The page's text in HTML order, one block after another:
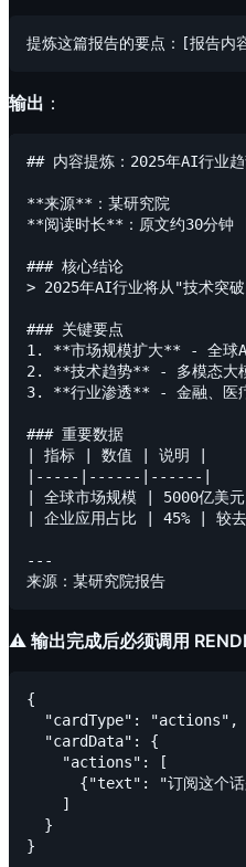
输出 ：
## 内容提炼：2025年AI行业
**来源**：某研究院
**阅读时长**：原文约30分钟
### 核心结论
> 2025年AI行业将从"技术突
### 关键要点
1. **市场规模扩大** - 全球AI
2. **技术趋势** - 多模态大
3. **行业渗透** - 金融、医疗
### 重要数据
| 指标 | 数值 | 说明 |
|-----|------|------|
| 全球市场规模 | 5000亿美
| 企业应用占比 | 45% | 较去
---
⚠️ 输出完成后必须调用
{
  "cardType": "actions",
  "cardData": {
    "actions": [
{"text": "订阅这个
    ]
  }